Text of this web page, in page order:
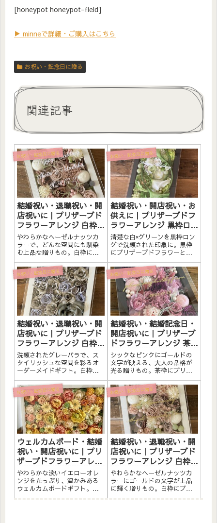
[honeypot honeypot-field]
▶ minneで詳細・ご購入はこちら
お祝い・記念日に贈る
関連記事
お祝い・記念日に贈る
結婚祝い・退職祝い・開
店祝いに｜プリザーブド
フラワーアレンジ 白枠
〈ヘーゼルナッツ〉文字
入れ
やわらかなヘーゼルナッツカ
ラーで、どんな空間にも馴染
む上品な贈りもの。白枠にプ
リザーブドフラワーと造花を
たっぷりアレンジしました。
アクリルプレートへのメッセ
ージ入れ無料。自立するので
壁かけでも置き型でも飾れま
す。こんな方へ結婚祝い・記
念日ギ...
お祝い・記念日に贈る
結婚祝い・開店祝い・お
供えに｜プリザーブドフ
ラワーアレンジ 黒枠ロン
グ〈白グリーン〉文字入
れ
清楚な白×グリーンを黒枠ロン
グで洗練された印象に。黒枠
にプリザーブドフラワーと造
花をたっぷりアレンジしまし
た。アクリルプレートへのメ
ッセージ入れ無料。自立する
ので壁かけでも置き型でも飾
れます。こんな方へ結婚祝
い・新築祝いに開店祝い・サ
ロンオ...
お祝い・記念日に贈る
結婚祝い・退職祝い・開
店祝いに｜プリザーブド
フラワーアレンジ 白枠
〈グレーバラ〉オーダー
メイド文字入れ
洗練されたグレーバラで、ス
タイリッシュな空間を彩るオ
ーダーメイドギフト。白枠に
プリザーブドフラワーと造花
をたっぷりアレンジしまし
た。アクリルプレートへのメ
ッセージ入れ無料。自立する
ので壁かけでも置き型でも飾
れます。こんな方へ結婚祝
い・記念日...
お祝い・記念日に贈る
結婚祝い・結婚記念日・
開店祝いに｜プリザーブ
ドフラワーアレンジ 茶枠
〈シックピンク〉ゴール
ド文字入れ
シックなピンクにゴールドの
文字が映える、大人の品格が
光る贈りもの。茶枠にプリザ
ーブドフラワーと造花をたっ
ぷりアレンジしました。アク
リルプレートへのメッセージ
入れ無料。自立するので壁か
けでも置き型でも飾れます。
こんな方へ結婚祝い・結婚記
念日の...
お祝い・記念日に贈る
ウェルカムボード・結婚
祝い・開店祝いに｜プリ
ザーブドフラワーアレン
ジ 白枠〈淡いイエローオ
レンジ〉文字入れ
やわらかな淡いイエローオレ
ンジをたっぷり、温かみある
ウェルカムボードギフト。白
枠にプリザーブドフラワーと
お祝い・記念日に贈る
結婚祝い・退職祝い・開
店祝いに｜プリザーブド
フラワーアレンジ 白枠
〈ヘーゼルナッツ〉ゴー
ルド文字入れ
やわらかなヘーゼルナッツカ
ラーにゴールドの文字が上品
に輝く贈りもの。白枠にプリ
ザーブドフラワーと造花をた